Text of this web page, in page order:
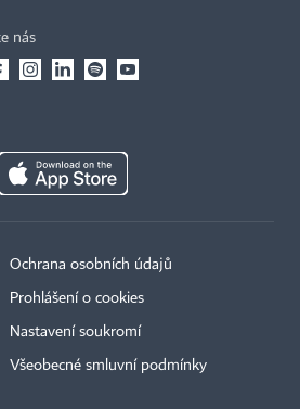
nás
Ochrana osobních údajů
Prohlášení o cookies
Nastavení soukromí
Všeobecné smluvní podmínky